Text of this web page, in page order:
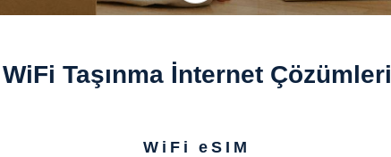
WiFi Taşınma İnternet Çözümleri
WiFi eSIM